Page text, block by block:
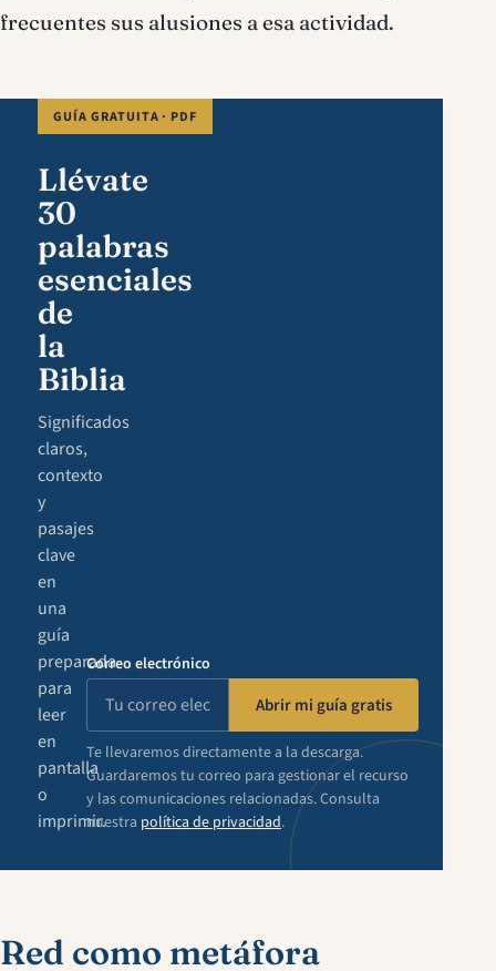
frecuentes sus alusiones a esa actividad.
GUÍA GRATUITA · PDF
Llévate
30
palabras
esenciales
de
la
Biblia
Significados
claros,
contexto
y
pasajes
clave
en
una
guía
preparada
para
leer
en
pantalla
o
imprimir.
Correo electrónico
Abrir mi guía gratis
Te llevaremos directamente a la descarga.
Guardaremos tu correo para gestionar el recurso
y las comunicaciones relacionadas. Consulta
nuestra política de privacidad.
Red como metáfora